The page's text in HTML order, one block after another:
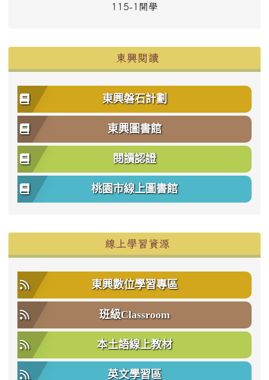
115-1開學
東興閱讀
東興磐石計劃
東興圖書館
閱讀認證
桃園市線上圖書館
線上學習資源
東興數位學習專區
班級Classroom
本土語線上教材
英文學習區